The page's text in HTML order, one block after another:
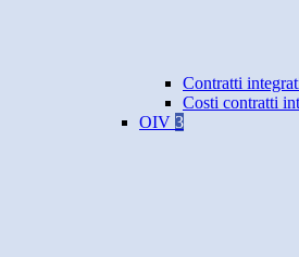
Contratti
Costi contratti
OIV 3